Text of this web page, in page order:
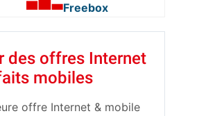
Freebox
des offres Internet
mobiles
offre Internet & mobile